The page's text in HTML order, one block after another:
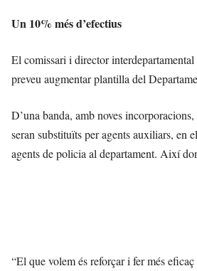
Un 10% més d’efectius
El comissari i director
preveu augmentar plantilla del
D’una banda, amb noves
seran substituïts per agents auxiliars, en
agents de policia al departament. Així
“El que volem és reforçar i fer més